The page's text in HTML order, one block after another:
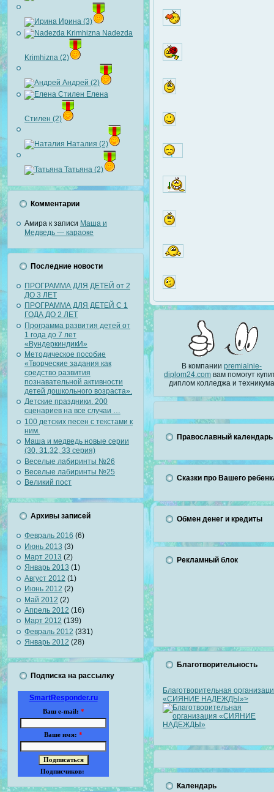
Ирина (3)
Nadezda
Krimhizna (2)
Андрей (2)
Елена
Стилен (2)
Наталия (2)
Татьяна (2)
Комментарии
Амира к записи Маша и
Медведь — караоке
Последние новости
ПРОГРАММА ДЛЯ ДЕТЕЙ от 2
ДО 3 ЛЕТ
ПРОГРАММА ДЛЯ ДЕТЕЙ С 1
ГОДА ДО 2 ЛЕТ
Программа развития детей от
1 года до 7 лет
«ВундеркиндикИ»
Методическое пособие
«Творческие задания как
средство развития
познавательной активности
детей дошкольного возраста».
Детские праздники. 200
сценариев на все случаи …
100 детских песен с текстами к
ним.
Маша и медведь новые серии
(30, 31,32, 33 серия)
Веселые лабиринты №26
Веселые лабиринты №25
Великий пост
Архивы записей
Февраль 2016 (6)
Июнь 2013 (3)
Март 2013 (2)
Январь 2013 (1)
Август 2012 (1)
Июнь 2012 (2)
Май 2012 (2)
Апрель 2012 (16)
Март 2012 (139)
Февраль 2012 (331)
Январь 2012 (28)
Подписка на рассылку
SmartResponder.ru
Ваш e-mail: *
Ваше имя: *
Подписчиков:
В компании premialnie-
diplom24.com вам помогут
диплом колледжа и техникума
Православный календарь
Сказки про Вашего
Обмен денег и кредиты
Рекламный блок
Благотворительность
Благотворительная
«СИЯНИЕ НАДЕЖДЫ»>
Календарь